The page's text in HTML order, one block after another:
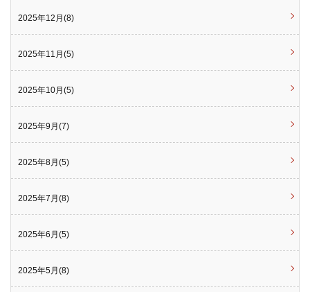
2025年12月(8)
2025年11月(5)
2025年10月(5)
2025年9月(7)
2025年8月(5)
2025年7月(8)
2025年6月(5)
2025年5月(8)